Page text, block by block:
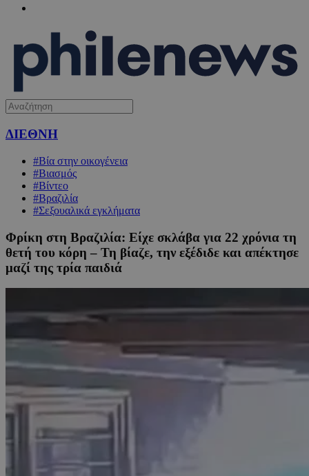
ΔΙΕΘΝΗ
#Βία στην οικογένεια
#Βιασμός
#Βίντεο
#Βραζιλία
#Σεξουαλικά εγκλήματα
Φρίκη στη Βραζιλία: Είχε σκλάβα για 22 χρόνια τη
θετή του κόρη – Τη βίαζε, την εξέδιδε και απέκτησε
μαζί της τρία παιδιά